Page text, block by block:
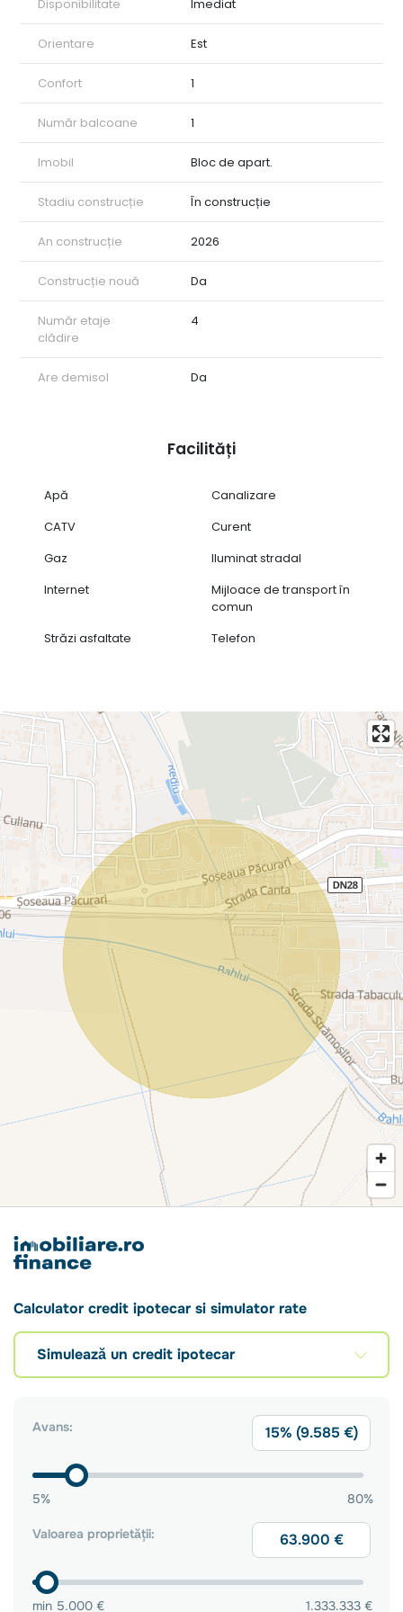
Disponibilitate Imediat
Orientare Est
Confort 1
Număr balcoane 1
Imobil Bloc de apart.
Stadiu construcție În construcție
An construcție 2026
Construcție nouă Da
Număr etaje
clădire
4
Are demisol Da
Facilități
Apă
Canalizare
CATV
Curent
Gaz
Iluminat stradal
Internet
Mijloace de transport în
comun
Străzi asfaltate
Telefon